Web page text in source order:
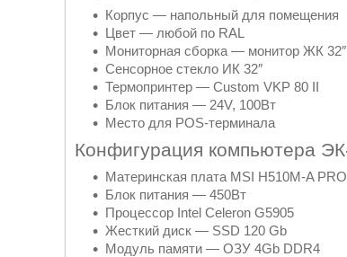
Корпус — напольный для помещения
Цвет — любой по RAL
Мониторная сборка — монитор ЖК 32″
Сенсорное стекло ИК 32″
Термопринтер — Custom VKP 80 II
Блок питания — 24V, 100Вт
Место для POS-терминала
Конфигурация компьютера
Материнская плата MSI H510M-A PRO
Блок питания — 450Вт
Процессор Intel Celeron G5905
Жесткий диск — SSD 120 Gb
Модуль памяти — ОЗУ 4Gb DDR4